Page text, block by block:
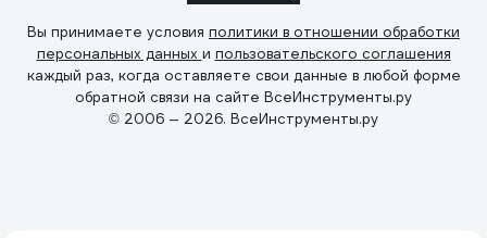
Вы принимаете условия политики в отношении обработки
персональных данных и пользовательского соглашения
каждый раз, когда оставляете свои данные в любой форме
обратной связи на сайте ВсеИнструменты.ру
© 2006 — 2026. ВсеИнструменты.ру